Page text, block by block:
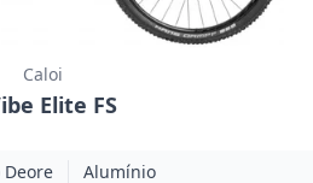
Caloi
Elite FS
Alumínio